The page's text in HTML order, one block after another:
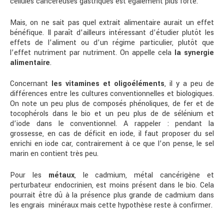
Mais, on ne sait pas quel extrait alimentaire aurait un effet
bénéfique. Il paraît d’ailleurs intéressant d’étudier plutôt les
effets de l’aliment ou d’un régime particulier, plutôt que
l’effet nutriment par nutriment. On appelle cela la synergie
alimentaire.
Concernant les vitamines et oligoéléments, il y a peu de
différences entre les cultures conventionnelles et biologiques.
On note un peu plus de composés phénoliques, de fer et de
tocophérols dans le bio et un peu plus de de sélénium et
d’iode dans le conventionnel. A rappeler : pendant la
grossesse, en cas de déficit en iode, il faut proposer du sel
enrichi en iode car, contrairement à ce que l’on pense, le sel
marin en contient très peu.
Pour les métaux, le cadmium, métal cancérigène et
perturbateur endocrinien, est moins présent dans le bio. Cela
pourrait être dû à la présence plus grande de cadmium dans
les engrais minéraux mais cette hypothèse reste à confirmer.